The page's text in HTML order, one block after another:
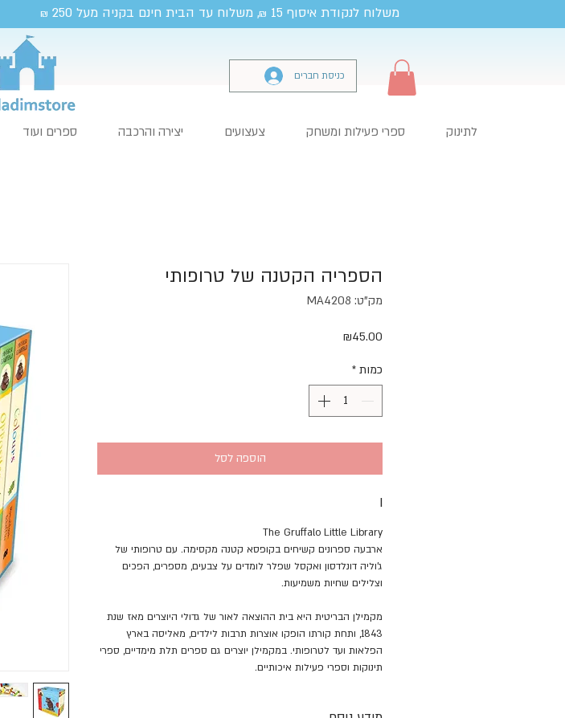
משלוח לנקודת איסוף 15 ₪, משלוח עד הבית חינם בקניה מעל 250 ₪
כניסת חברים
לתינוק ספרי פעילות ומשחק צעצועים יצירה והרכבה ספרים ועוד
הספריה הקטנה של טרופותי
מק"ט: MA4208
₪45.00
כמות *
הוספה לסל
I
The Gruffalo Little Library
ארבעה ספרונים קשיחים בקופסא קטנה מקסימה. עם טרופותי של
ג'וליה דונלדסון ואקסל שפלר לומדים על צבעים, מספרים, הפכים
וצלילים שחיות משמיעות.
מקמילן הבריטית היא בית ההוצאה לאור של גדולי היוצרים מאז שנת
1843, ותחת קורתו הופקו אוצרות תרבות לילדים, מאליסה בארץ
הפלאות ועד לטרופותי. במקמילן יוצרים גם ספרים תלת מימדיים, ספרי
תינוקות וספרי פעילות איכותיים.